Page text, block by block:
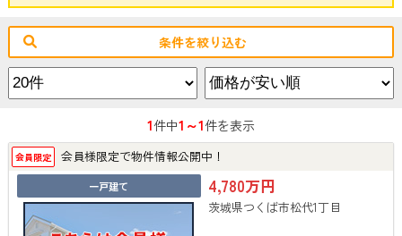
条件を絞り込む
1件中1～1件を表示
会員限定 会員様限定で物件情報公開中！
一戸建て 4,780万円
茨城県つくば市松代1丁目